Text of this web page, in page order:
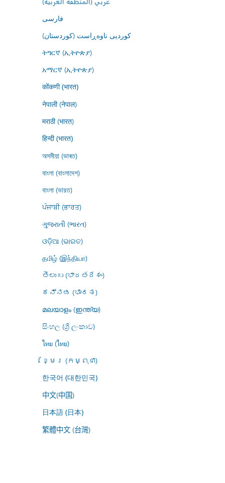
فارسى
کوردیی ناوەڕاست (کوردستان)
ትግርኛ (ኢትዮጵያ)
አማርኛ (ኢትዮጵያ)
कोंकणी (भारत)
नेपाली (नेपाल)
मराठी (भारत)
हिन्दी (भारत)
অসমীয়া (ভাৰত)
বাংলা (বাংলাদেশ)
বাংলা (ভারত)
ਪੰਜਾਬੀ (ਭਾਰਤ)
ગુજરાતી (ભારત)
ଓଡ଼ିଆ (ଭାରତ)
தமிழ் (இந்தியா)
తెలుగు (భారతదేశం)
ಕನ್ನಡ (ಭಾರತ)
മലയാളം (ഇന്ത്യ)
සිංහල (ශ්‍රී ලංකාව)
ไทย (ไทย)
ខ្មែរ (កម្ពុជា)
한국어 (대한민국)
中文(中国)
日本語 (日本)
繁體中文 (台灣)